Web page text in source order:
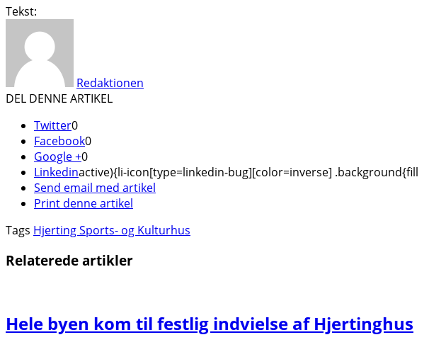
Tekst:
Redaktionen
DEL DENNE ARTIKEL
Twitter0
Facebook0
Google +0
Linkedinactive){li-icon[type=linkedin-bug][color=inverse] .background{fill
Send email med artikel
Print denne artikel
Tags Hjerting Sports- og Kulturhus
Relaterede artikler
Hele byen kom til festlig indvielse af Hjertinghus